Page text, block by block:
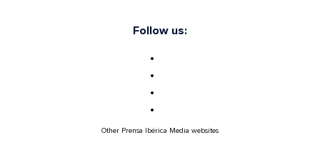
Follow us:
Other Prensa Ibérica Media websites